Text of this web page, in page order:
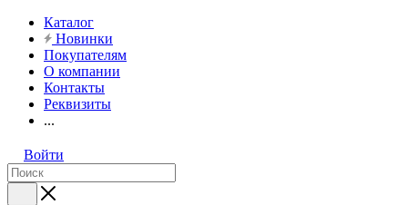
Каталог
Новинки
Покупателям
О компании
Контакты
Реквизиты
...
Войти